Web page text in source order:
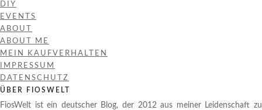
DIY
EVENTS
ABOUT
ABOUT ME
MEIN KAUFVERHALTEN
IMPRESSUM
DATENSCHUTZ
ÜBER FIOSWELT
FiosWelt ist ein deutscher Blog, der 2012 aus meiner Leidenschaft zu